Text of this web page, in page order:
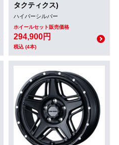
タクティクス)
ハイパーシルバー
ホイールセット販売価格
294,900円
税込 (4本)